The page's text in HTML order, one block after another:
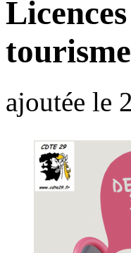
ajoutée le